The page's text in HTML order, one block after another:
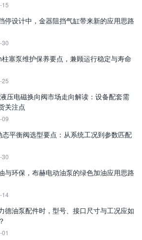
15
停设计中，金器阻挡气缸带来新的应用思路
30
塞泵维护保养要点，兼顾运行稳定与寿命
25
压电磁换向阀市场走向解读：设备配套需
关注点
09
态平衡阀选型要点：从系统工况到参数匹配
30
与环保，布赫电动油泵的绿色加油应用思路
14
德油泵配件时，型号、接口尺寸与工况应如